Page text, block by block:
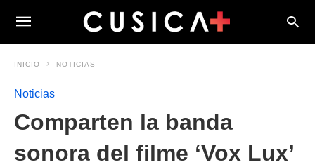
INICIO NOTICIAS
Noticias
Comparten la banda
sonora del filme ‘Vox Lux’